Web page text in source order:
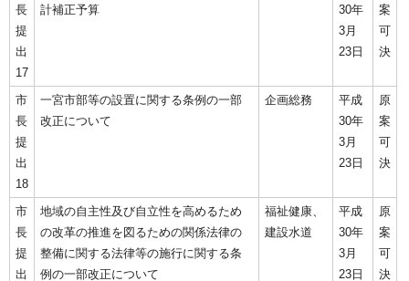
長
提
出
17
計補正予算
30年
3月
23日
案
可
決
市
長
提
出
18
一宮市部等の設置に関する条例の一部
改正について
企画総務
平成
30年
3月
23日
原
案
可
決
市
長
提
出
地域の自主性及び自立性を高めるため
の改革の推進を図るための関係法律の
整備に関する法律等の施行に関する条
例の一部改正について
福祉健康、
建設水道
平成
30年
3月
23日
原
案
可
決